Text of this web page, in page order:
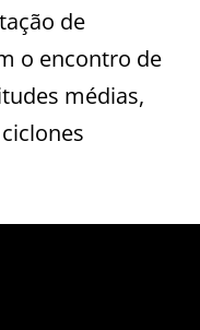
de
o encontro de
médias,